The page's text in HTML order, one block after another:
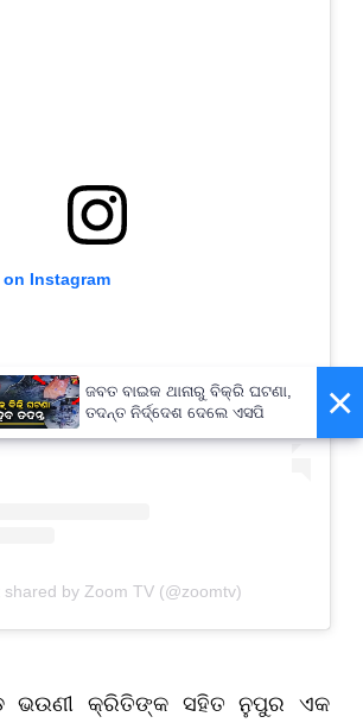
Instagram
shared by Zoom TV (@zoomtv)
ଭଉଣୀ କ୍ରିତିଙ୍କ ସହିତ ନୁପୁର ଏକ
×
ଜବତ ବାଇକ ଥାନାରୁ ବିକ୍ରି ଘଟଣା,
ତଦନ୍ତ ନିର୍ଦ୍ଦେଶ ଦେଲେ ଏସପି